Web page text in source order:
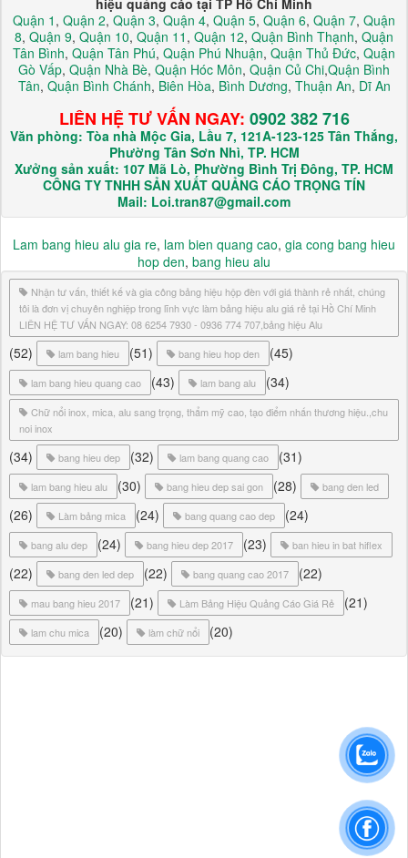
Quận 1 , Quận 2, Quận 3, Quận 4, Quận 5, Quận 6, Quận 7, Quận
8, Quận 9, Quận 10, Quận 11 , Quận 12, Quận Bình Thạnh, Quận
Tân Bình, Quận Tân Phú, Quận Phú Nhuận, Quận Thủ Đức, Quận
Gò Vấp, Quận Nhà Bè, Quận Hóc Môn, Quận Củ Chi,Quận Bình
Tân, Quận Bình Chánh, Biên Hòa, Bình Dương, Thuận An, Dĩ An
LIÊN HỆ TƯ VẤN NGAY: 0902 382 716
Văn phòng: Tòa nhà Mộc Gia, Lầu 7, 121A-123-125 Tân Thắng,
Phường Tân Sơn Nhì, TP. HCM
Xưởng sản xuất: 107 Mã Lò, Phường Bình Trị Đông, TP. HCM
CÔNG TY TNHH SẢN XUẤT QUẢNG CÁO TRỌNG TÍN
Mail: Loi.tran87@gmail.com
Lam bang hieu alu gia re, lam bien quang cao, gia cong bang hieu
hop den, bang hieu alu
Nhận tư vấn, thiết kế và gia công bảng hiệu hộp đèn với giá thành rẻ nhất, chúng
tôi là đơn vị chuyên nghiệp trong lĩnh vực làm bảng hiệu alu giá rẻ tại Hồ Chí Minh
LIÊN HỆ TƯ VẤN NGAY: 08 6254 7930 - 0936 774 707,bảng hiệu Alu
(52) lam bang hieu (51) bang hieu hop den (45)
lam bang hieu quang cao (43) lam bang alu (34)
Chữ nổi inox, mica, alu sang trọng, thẩm mỹ cao, tạo điểm nhấn thương hiệu.,chu
noi inox
(34) bang hieu dep (32) lam bang quang cao (31)
lam bang hieu alu (30) bang hieu dep sai gon (28) bang den led
(26) Làm bảng mica (24) bang quang cao dep (24)
bang alu dep (24) bang hieu dep 2017 (23) ban hieu in bat hiflex
(22) bang den led dep (22) bang quang cao 2017 (22)
mau bang hieu 2017 (21) Làm Bảng Hiệu Quảng Cáo Giá Rẻ (21)
lam chu mica (20) làm chữ nổi (20)